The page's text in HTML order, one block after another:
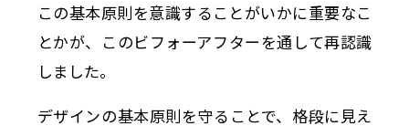
この基本原則を意識することがいかに重要なこ
とかが、このビフォーアフターを通して再認識
しました。
デザインの基本原則を守ることで、格段に見え